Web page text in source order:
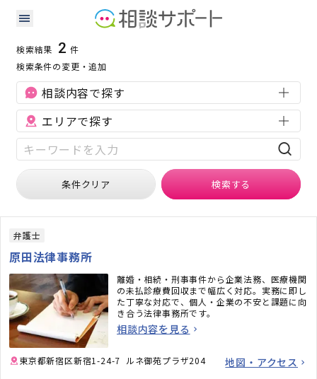
山口県の借金・債務整理に強い専門家の検索結果
借金・債務整理
検索結果 2 件
検索条件の変更・追加
相談内容で探す
エリアで探す
条件クリア 検索する
弁護士
原田法律事務所
離婚・相続・刑事事件から企業法務、医療機関
の未払診療費回収まで幅広く対応。実務に即し
た丁寧な対応で、個人・企業の不安と課題に向
き合う法律事務所です。
相談内容を見る
東京都新宿区新宿1-24-7 ルネ御苑プラザ204 地図・アクセス